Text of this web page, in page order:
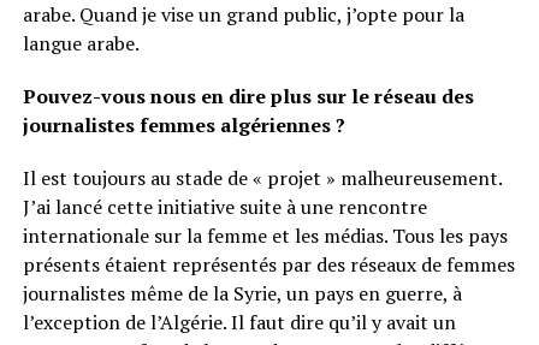
arabe. Quand je vise un grand public, j’opte pour la
langue arabe.
Pouvez-vous nous en dire plus sur le réseau des
journalistes femmes algériennes ?
Il est toujours au stade de « projet » malheureusement.
J’ai lancé cette initiative suite à une rencontre
internationale sur la femme et les médias. Tous les pays
présents étaient représentés par des réseaux de femmes
journalistes même de la Syrie, un pays en guerre, à
l’exception de l’Algérie. Il faut dire qu’il y avait un